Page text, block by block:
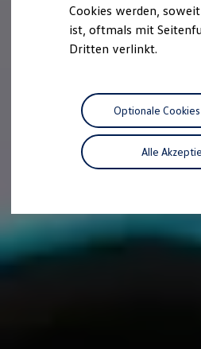
California Club
California Magazin &
Vanlife
California App
California Lifestyle &
Übernachten im
Unternehmen
Karriere
Nachhaltigkeit
Kunden
Gesellschaft
Rückblick VW
Cookies werden,
ist, oftmals mit
Dritten verlinkt.
Alle
Optionale